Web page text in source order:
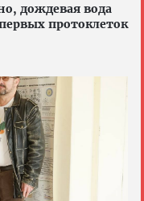
дождевая вода
протоклеток